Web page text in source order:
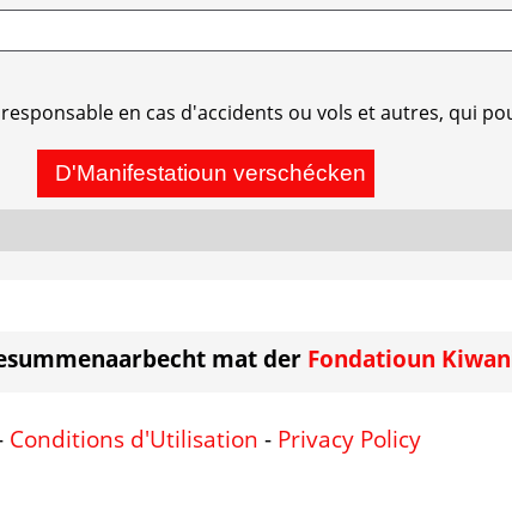
en cas d'accidents ou vols et autres, qui
mat der Fondatioun
Conditions d'Utilisation - Privacy Policy